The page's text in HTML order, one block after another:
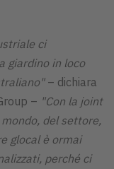
ci
giardino in loco
– dichiara
– "Con la joint
del settore,
glocal è ormai
perché ci